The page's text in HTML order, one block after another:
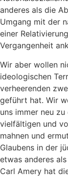
anderes als die
Umgang mit der
einer
Vergangenheit
Wir aber wollen
ideologischen
verheerenden
geführt hat. Wir
uns immer neu
vielfältigen und
mahnen und
Glaubens in der
etwas anderes als
Carl Amery hat